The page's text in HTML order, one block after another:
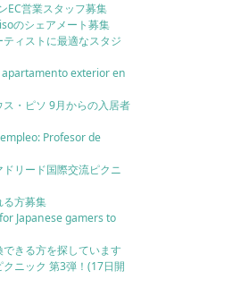
EC営業スタッフ募集
のシェアメート募集
ティストに最適なスタジ
apartamento exterior en
ス・ピソ 9月からの入居者
Profesor de
ドリード国際交流ピクニ
る方募集
Japanese gamers to
できる方を探しています
クニック 第3弾！(17日開